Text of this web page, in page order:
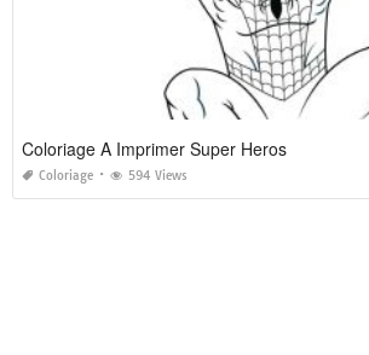
Coloriage A Imprimer Super Heros
Coloriage 594 Views